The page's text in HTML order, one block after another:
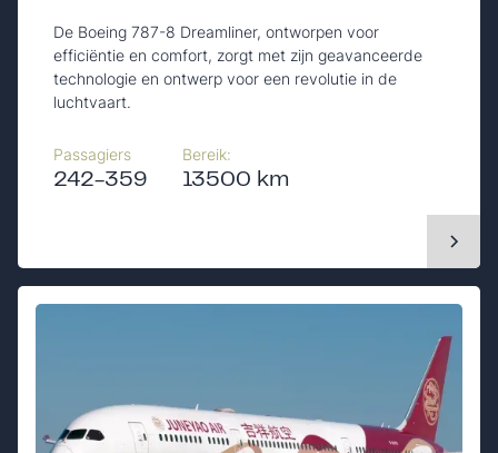
De Boeing 787-8 Dreamliner, ontworpen voor
efficiëntie en comfort, zorgt met zijn geavanceerde
technologie en ontwerp voor een revolutie in de
luchtvaart.
Passagiers
242-359
Bereik:
13500 km